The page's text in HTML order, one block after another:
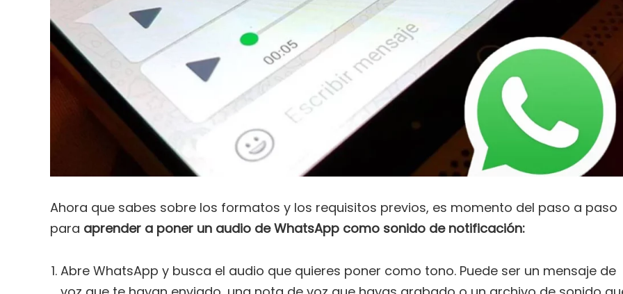
Ahora que sabes sobre los formatos y los requisitos previos, es momento del paso a paso
para aprender a poner un audio de WhatsApp como sonido de notificación:
Abre WhatsApp y busca el audio que quieres poner como tono. Puede ser un mensaje de